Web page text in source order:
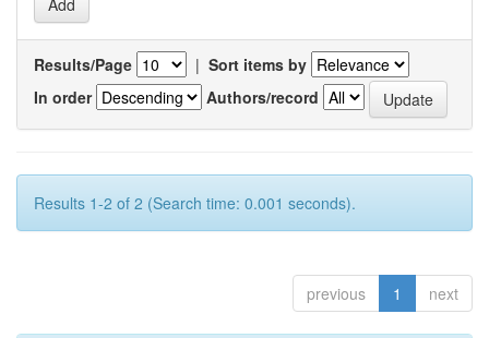
Results/Page | Sort items by
In order
Authors/record
Results 1-2 of 2 (Search time: 0.001 seconds).
previous 1 next